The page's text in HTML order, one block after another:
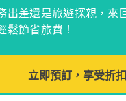
出差還是旅遊探親，來
鬆節省旅費！
立即預訂，享受折扣